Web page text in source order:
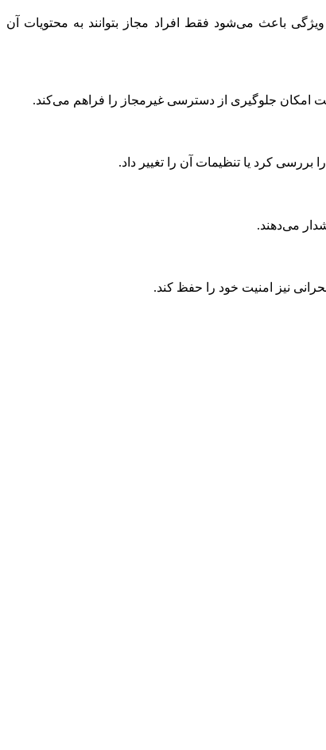
باعث می‌شود فقط افراد مجاز بتوانند به محتویات آن
بررسی کرد یا تنظیمات آن را تغییر داد.
می‌دهند.
نیز امنیت خود را حفظ کند.